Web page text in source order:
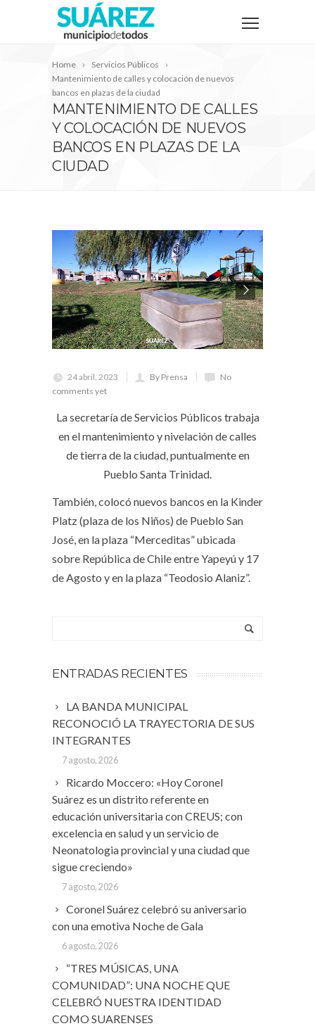
Home
Servicios Públicos
Mantenimiento de calles y colocación de nuevos
bancos en plazas de la ciudad
MANTENIMIENTO DE CALLES
Y COLOCACIÓN DE NUEVOS
BANCOS EN PLAZAS DE LA
CIUDAD
24 abril, 2023 By Prensa
No
comments yet
La secretaría de Servicios Públicos trabaja
en el mantenimiento y nivelación de calles
de tierra de la ciudad, puntualmente en
Pueblo Santa Trinidad.
También, colocó nuevos bancos en la Kinder
Platz (plaza de los Niños) de Pueblo San
José, en la plaza “Merceditas” ubicada
sobre República de Chile entre Yapeyú y 17
de Agosto y en la plaza “Teodosio Alaniz”.
ENTRADAS RECIENTES
LA BANDA MUNICIPAL
RECONOCIÓ LA TRAYECTORIA DE SUS
INTEGRANTES
7 agosto, 2026
Ricardo Moccero: «Hoy Coronel
Suárez es un distrito referente en
educación universitaria con CREUS; con
excelencia en salud y un servicio de
Neonatologia provincial y una ciudad que
sigue creciendo»
7 agosto, 2026
Coronel Suárez celebró su aniversario
con una emotiva Noche de Gala
6 agosto, 2026
“TRES MÚSICAS, UNA
COMUNIDAD”: UNA NOCHE QUE
CELEBRÓ NUESTRA IDENTIDAD
COMO SUARENSES